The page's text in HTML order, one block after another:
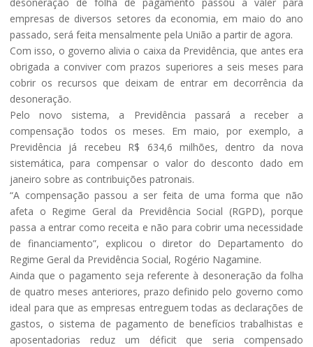
empresas de diversos setores da economia, em maio do ano
passado, será feita mensalmente pela União a partir de agora.
Com isso, o governo alivia o caixa da Previdência, que antes era
obrigada a conviver com prazos superiores a seis meses para
cobrir os recursos que deixam de entrar em decorrência da
desoneração.
Pelo novo sistema, a Previdência passará a receber a
compensação todos os meses. Em maio, por exemplo, a
Previdência já recebeu R$ 634,6 milhões, dentro da nova
sistemática, para compensar o valor do desconto dado em
janeiro sobre as contribuições patronais.
“A compensação passou a ser feita de uma forma que não
afeta o Regime Geral da Previdência Social (RGPD), porque
passa a entrar como receita e não para cobrir uma necessidade
de financiamento”, explicou o diretor do Departamento do
Regime Geral da Previdência Social, Rogério Nagamine.
Ainda que o pagamento seja referente à desoneração da folha
de quatro meses anteriores, prazo definido pelo governo como
ideal para que as empresas entreguem todas as declarações de
gastos, o sistema de pagamento de benefícios trabalhistas e
aposentadorias reduz um déficit que seria compensado